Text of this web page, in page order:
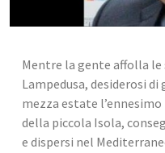
Mentre la gente affolla
Lampedusa, desiderosi
mezza estate
della piccola Isola,
e dispersi nel